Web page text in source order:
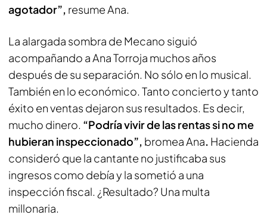
agotador”, resume Ana.
La alargada sombra de Mecano siguió
acompañando a Ana Torroja muchos años
después de su separación. No sólo en lo musical.
También en lo económico. Tanto concierto y tanto
éxito en ventas dejaron sus resultados. Es decir,
mucho dinero. “Podría vivir de las rentas si no me
hubieran inspeccionado”, bromea Ana. Hacienda
consideró que la cantante no justificaba sus
ingresos como debía y la sometió a una
inspección fiscal. ¿Resultado? Una multa
millonaria.